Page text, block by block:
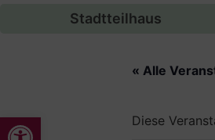
Werkzeugleiste öffnen
Stadtteilhaus
« Alle
Diese